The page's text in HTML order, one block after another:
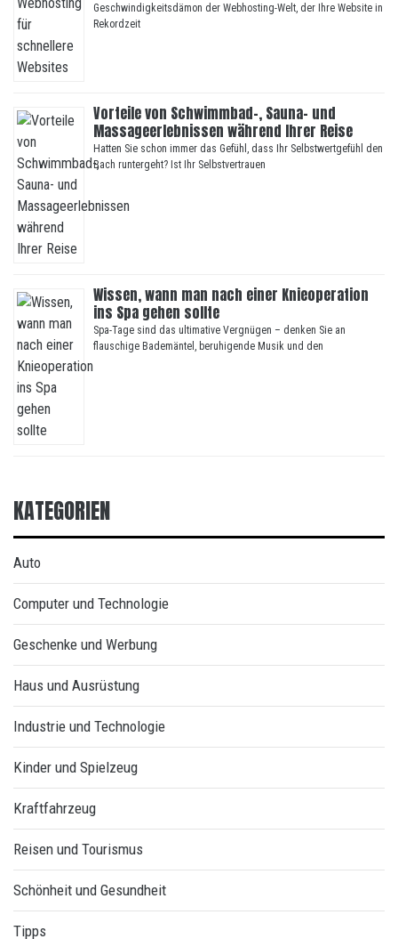
Geschwindigkeitsdämon der Webhosting-Welt, der Ihre Website in
Rekordzeit
Vorteile von Schwimmbad-, Sauna- und
Massageerlebnissen während Ihrer Reise
Hatten Sie schon immer das Gefühl, dass Ihr Selbstwertgefühl den
Bach runtergeht? Ist Ihr Selbstvertrauen
Wissen, wann man nach einer Knieoperation
ins Spa gehen sollte
Spa-Tage sind das ultimative Vergnügen – denken Sie an
flauschige Bademäntel, beruhigende Musik und den
KATEGORIEN
Auto
Computer und Technologie
Geschenke und Werbung
Haus und Ausrüstung
Industrie und Technologie
Kinder und Spielzeug
Kraftfahrzeug
Reisen und Tourismus
Schönheit und Gesundheit
Tipps